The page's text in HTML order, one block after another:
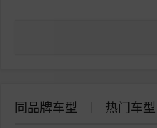
同品牌车型 热门车型